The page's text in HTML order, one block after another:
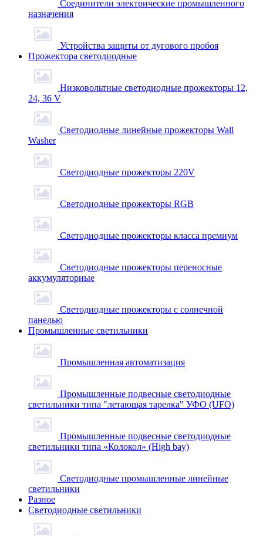
Соединители электрические промышленного
назначения
Устройства защиты от дугового пробоя
Прожектора светодиодные
Низковольтные светодиодные прожекторы 12,
24, 36 V
Светодиодные линейные прожекторы Wall
Washer
Светодиодные прожекторы 220V
Светодиодные прожекторы RGB
Светодиодные прожекторы класса премиум
Светодиодные прожекторы переносные
аккумуляторные
Светодиодные прожекторы с солнечной
панелью
Промышленные светильники
Промышленная автоматизация
Промышленные подвесные cветодиодные
светильники типа "летающая тарелка" УФО (UFO)
Промышленные подвесные cветодиодные
светильники типа «Колокол» (High bay)
Светодиодные промышленные линейные
светильники
Разное
Светодиодные светильники